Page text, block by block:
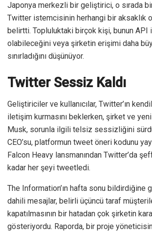
Japonya merkezli bir geliştirici, o sırada
Twitter istemcisinin herhangi bir aksaklık
belirtti. Topluluktaki birçok kişi, bunun
olabileceğini veya şirketin erişimi daha
sınırladığını düşünüyor.
Twitter Sessiz Kaldı
Geliştiriciler ve kullanıcılar, Twitter’ın
iletişim kurmasını beklerken, şirket ve
Musk, sorunla ilgili telsiz sessizliğini
CEO’su, platformun tweet öneri kodunu
Falcon Heavy lansmanından Twitter’da
kadar her şeyi tweetledi.
The Information’ın hafta sonu bildirdiğine
dahili mesajlar, belirli üçüncü taraf
kapatılmasının bir hatadan çok şirketin
gösteriyordu. Raporda, bir proje